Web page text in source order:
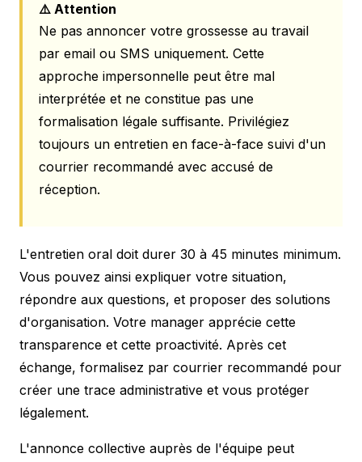
⚠️ Attention
Ne pas annoncer votre grossesse au travail
par email ou SMS uniquement. Cette
approche impersonnelle peut être mal
interprétée et ne constitue pas une
formalisation légale suffisante. Privilégiez
toujours un entretien en face-à-face suivi d'un
courrier recommandé avec accusé de
réception.
L'entretien oral doit durer 30 à 45 minutes minimum.
Vous pouvez ainsi expliquer votre situation,
répondre aux questions, et proposer des solutions
d'organisation. Votre manager apprécie cette
transparence et cette proactivité. Après cet
échange, formalisez par courrier recommandé pour
créer une trace administrative et vous protéger
légalement.
L'annonce collective auprès de l'équipe peut